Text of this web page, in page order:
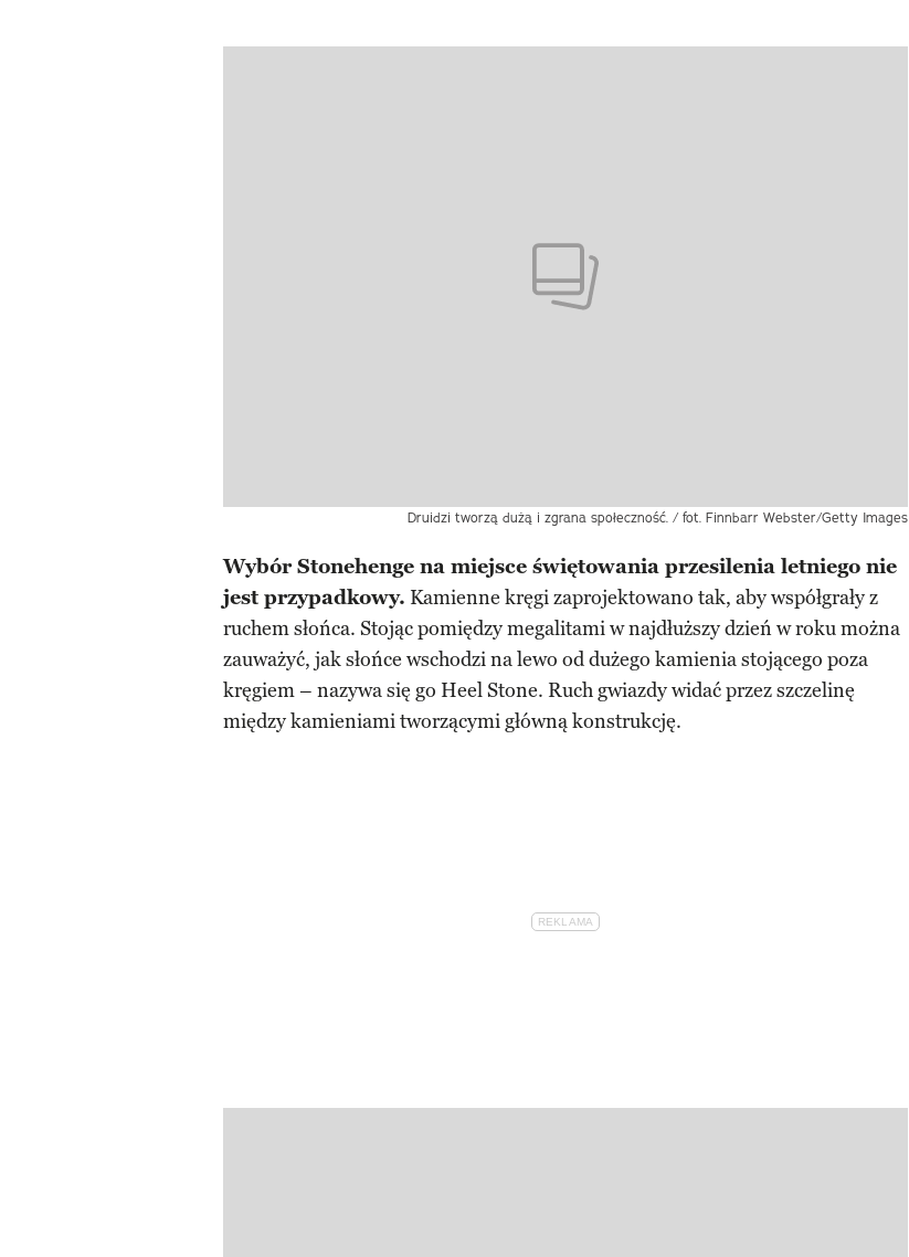
Druidzi tworzą dużą i zgrana społeczność. / fot. Finnbarr Webster/Getty Images
Wybór Stonehenge na miejsce świętowania przesilenia letniego nie
jest przypadkowy. Kamienne kręgi zaprojektowano tak, aby współgrały z
ruchem słońca. Stojąc pomiędzy megalitami w najdłuższy dzień w roku można
zauważyć, jak słońce wschodzi na lewo od dużego kamienia stojącego poza
kręgiem – nazywa się go Heel Stone. Ruch gwiazdy widać przez szczelinę
między kamieniami tworzącymi główną konstrukcję.